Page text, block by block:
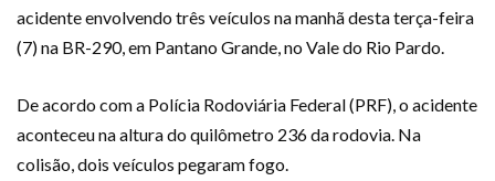
acidente envolvendo três veículos na manhã desta terça-feira
(7) na BR-290, em Pantano Grande, no Vale do Rio Pardo.
De acordo com a Polícia Rodoviária Federal (PRF), o acidente
aconteceu na altura do quilômetro 236 da rodovia. Na
colisão, dois veículos pegaram fogo.